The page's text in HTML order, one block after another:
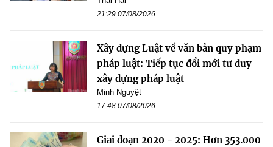
21:29 07/08/2026
Xây dựng Luật về văn bản quy phạm
pháp luật: Tiếp tục đổi mới tư duy
xây dựng pháp luật
Minh Nguyệt
17:48 07/08/2026
Giai đoạn 2020 - 2025: Hơn 353.000